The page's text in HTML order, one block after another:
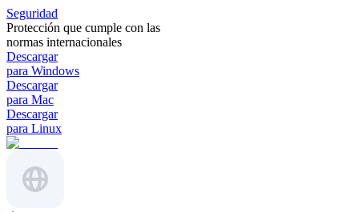
Seguridad
Protección que cumple con las
normas internacionales
Descargar
para Windows
Descargar
para Mac
Descargar
para Linux